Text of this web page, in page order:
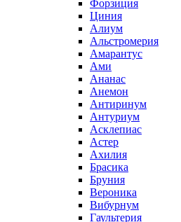
Форзиция
Циния
Алиум
Альстромерия
Амарантус
Ами
Ананас
Анемон
Антиринум
Антуриум
Асклепиас
Астер
Ахилия
Брасика
Бруния
Вероника
Вибурнум
Гаультерия